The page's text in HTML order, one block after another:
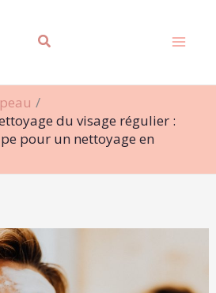
du visage régulier :
pour un nettoyage en